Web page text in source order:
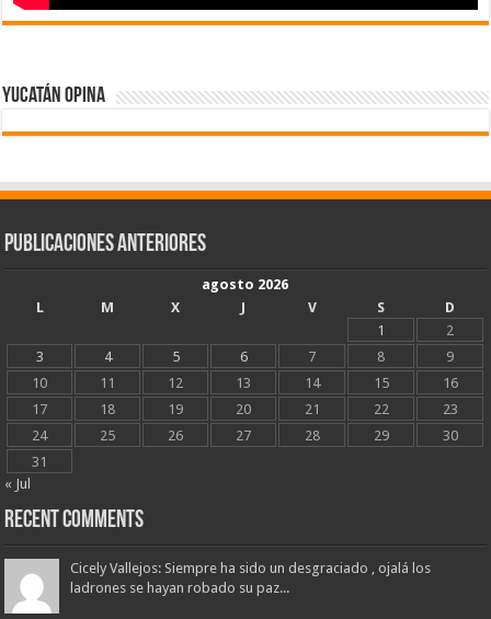
Yucatán Opina
Publicaciones Anteriores
agosto 2026
L
M X J V S
D
1
2
3
4 5 6 7 8
9
10
11 12 13 14 15
16
17
18 19 20 21 22
23
24
25 26 27 28 29
30
31
« Jul
Recent Comments
Cicely Vallejos: Siempre ha sido un desgraciado , ojalá los
ladrones se hayan robado su paz...